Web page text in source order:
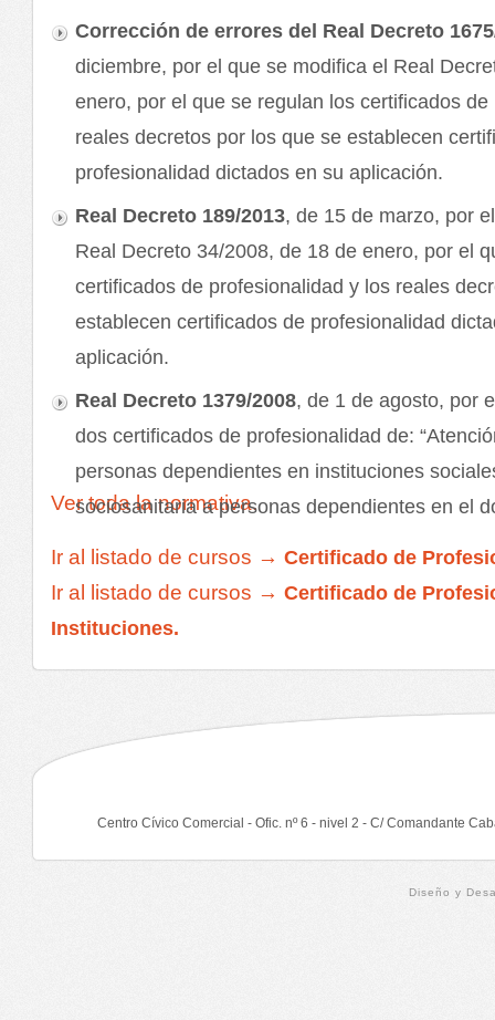
Corrección de errores del Real Decreto
diciembre, por el que se modifica el Real
enero, por el que se regulan los certificados
reales decretos por los que se establecen
profesionalidad dictados en su aplicación.
Real Decreto 189/2013, de 15 de marzo, por
Real Decreto 34/2008, de 18 de enero, por el
certificados de profesionalidad y los reales
establecen certificados de profesionalidad
aplicación.
Real Decreto 1379/2008, de 1 de agosto, por
dos certificados de profesionalidad de:
personas dependientes en instituciones
sociosanitaria a personas dependientes en el
Ver toda la normativa.
Ir al listado de cursos → Certificado de
Ir al listado de cursos → Certificado de
Instituciones.
Centro Cívico Comercial - Ofic. nº 6 - nivel 2 - C/ Comandante
Diseño y